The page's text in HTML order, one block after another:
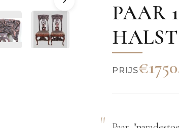
PAAR
PRIJS